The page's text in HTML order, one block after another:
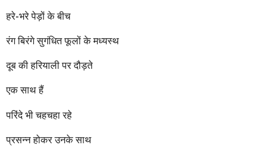
हरे-भरे पेड़ों के बीच
रंग बिरंगे सुगंधित फूलों के मध्यस्थ
दूब की हरियाली पर दौड़ते
एक साथ हैं
परिंदे भी चहचहा रहे
प्रसन्न होकर उनके साथ